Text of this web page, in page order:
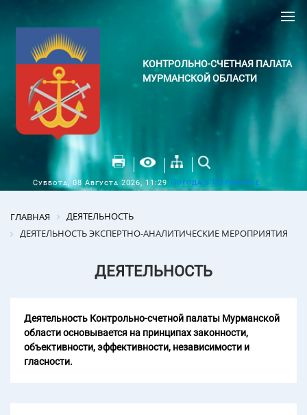
КОНТРОЛЬНО-СЧЕТНАЯ ПАЛАТА
МУРМАНСКОЙ ОБЛАСТИ
Суббота, 08 Августа 2026, 11:29 Погода в Мурманске
ГЛАВНАЯ
ДЕЯТЕЛЬНОСТЬ
ДЕЯТЕЛЬНОСТЬ ЭКСПЕРТНО-АНАЛИТИЧЕСКИЕ МЕРОПРИЯТИЯ
ДЕЯТЕЛЬНОСТЬ
Деятельность Контрольно-счетной палаты Мурманской
области основывается на принципах законности,
объективности, эффективности, независимости и
гласности.